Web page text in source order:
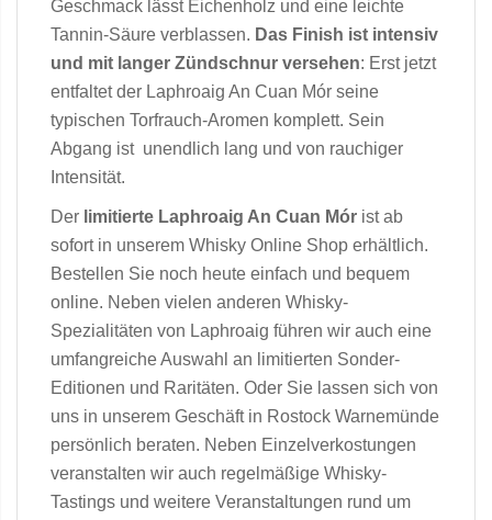
Geschmack lässt Eichenholz und eine leichte
Tannin-Säure verblassen. Das Finish ist intensiv
und mit langer Zündschnur versehen: Erst jetzt
entfaltet der Laphroaig An Cuan Mór seine
typischen Torfrauch-Aromen komplett. Sein
Abgang ist unendlich lang und von rauchiger
Intensität.
Der limitierte Laphroaig An Cuan Mór ist ab
sofort in unserem Whisky Online Shop erhältlich.
Bestellen Sie noch heute einfach und bequem
online. Neben vielen anderen Whisky-
Spezialitäten von Laphroaig führen wir auch eine
umfangreiche Auswahl an limitierten Sonder-
Editionen und Raritäten. Oder Sie lassen sich von
uns in unserem Geschäft in Rostock Warnemünde
persönlich beraten. Neben Einzelverkostungen
veranstalten wir auch regelmäßige Whisky-
Tastings und weitere Veranstaltungen rund um